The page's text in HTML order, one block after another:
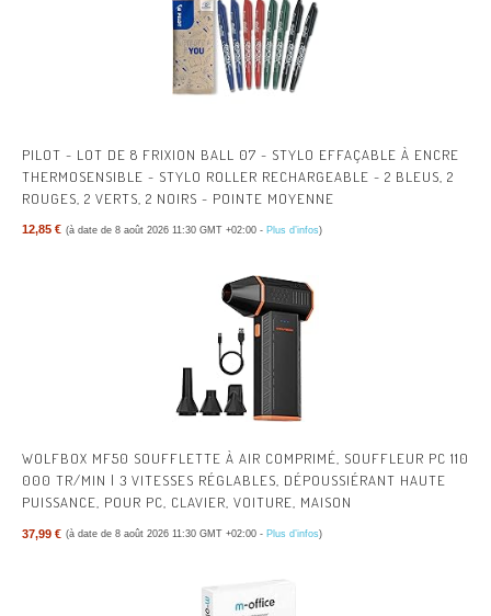
PILOT - LOT DE 8 FRIXION BALL 07 - STYLO EFFAÇABLE À ENCRE
THERMOSENSIBLE - STYLO ROLLER RECHARGEABLE - 2 BLEUS, 2
ROUGES, 2 VERTS, 2 NOIRS - POINTE MOYENNE
12,85 € (à date de 8 août 2026 11:30 GMT +02:00 - Plus d’infos)
WOLFBOX MF50 SOUFFLETTE À AIR COMPRIMÉ, SOUFFLEUR PC 110
000 TR/MIN | 3 VITESSES RÉGLABLES, DÉPOUSSIÉRANT HAUTE
PUISSANCE, POUR PC, CLAVIER, VOITURE, MAISON
37,99 € (à date de 8 août 2026 11:30 GMT +02:00 - Plus d’infos)